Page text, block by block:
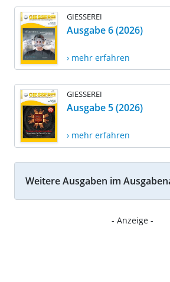
GIESSEREI
Ausgabe 6 (2026)
› mehr erfahren
GIESSEREI
Ausgabe 5 (2026)
› mehr erfahren
Weitere Ausgaben im
- Anzeige -